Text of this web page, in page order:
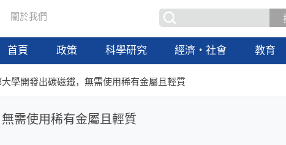
關於我們
首頁 政策 科學研究 經濟・社會 教育
大學開發出碳磁鐵，無需使用稀有金屬且輕質
需使用稀有金屬且輕質